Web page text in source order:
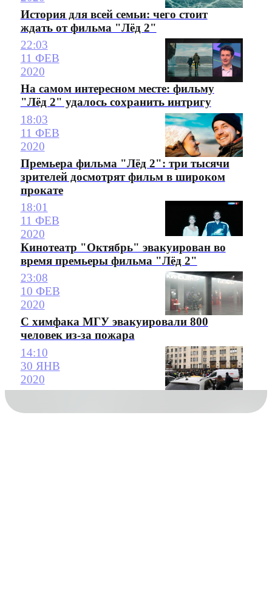
История для всей семьи: чего стоит
ждать от фильма "Лёд 2"
22:03
11 ФЕВ
2020
На самом интересном месте: фильму
"Лёд 2" удалось сохранить интригу
18:03
11 ФЕВ
2020
Премьера фильма "Лёд 2": три тысячи
зрителей досмотрят фильм в широком
прокате
18:01
11 ФЕВ
2020
Кинотеатр "Октябрь" эвакуирован во
время премьеры фильма "Лёд 2"
23:08
10 ФЕВ
2020
С химфака МГУ эвакуировали 800
человек из-за пожара
14:10
30 ЯНВ
2020